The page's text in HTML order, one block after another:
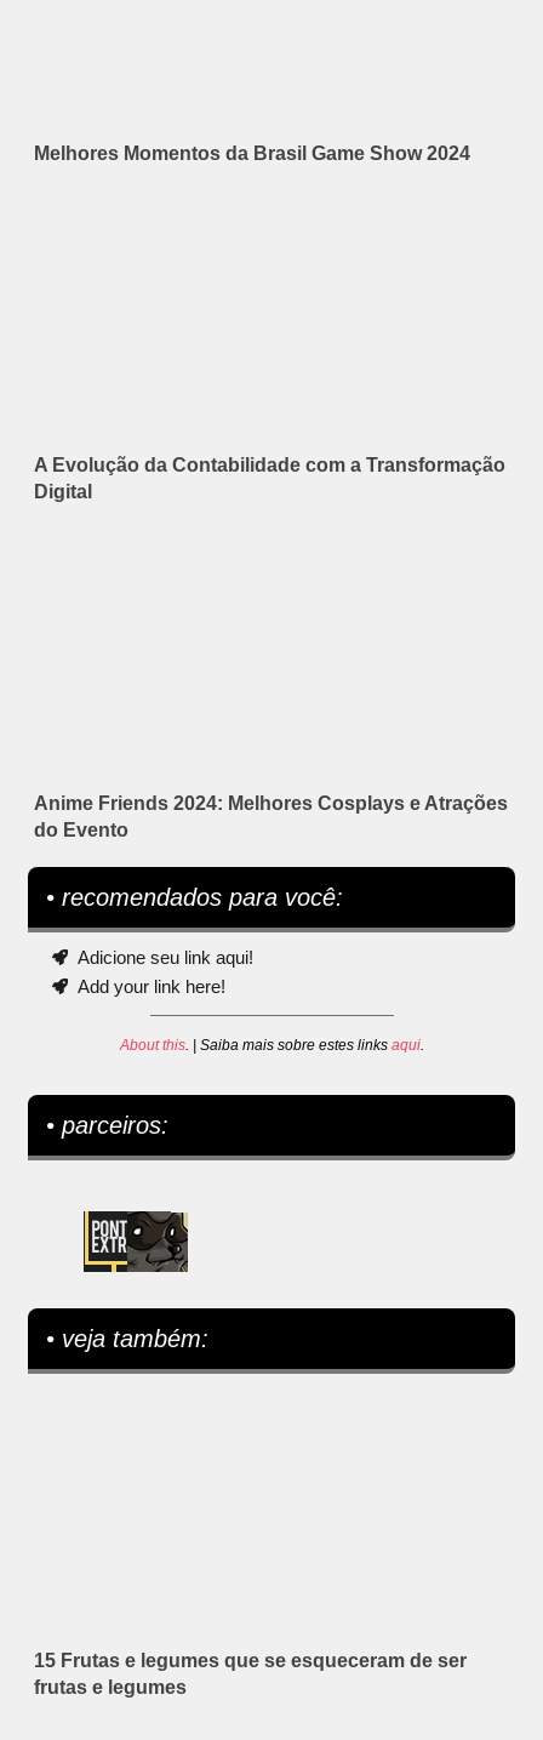
Melhores Momentos da Brasil Game Show 2024
A Evolução da Contabilidade com a Transformação
Digital
Anime Friends 2024: Melhores Cosplays e Atrações
do Evento
• recomendados para você:
Adicione seu link aqui!
Add your link here!
About this. | Saiba mais sobre estes links aqui.
• parceiros:
• veja também:
15 Frutas e legumes que se esqueceram de ser
frutas e legumes